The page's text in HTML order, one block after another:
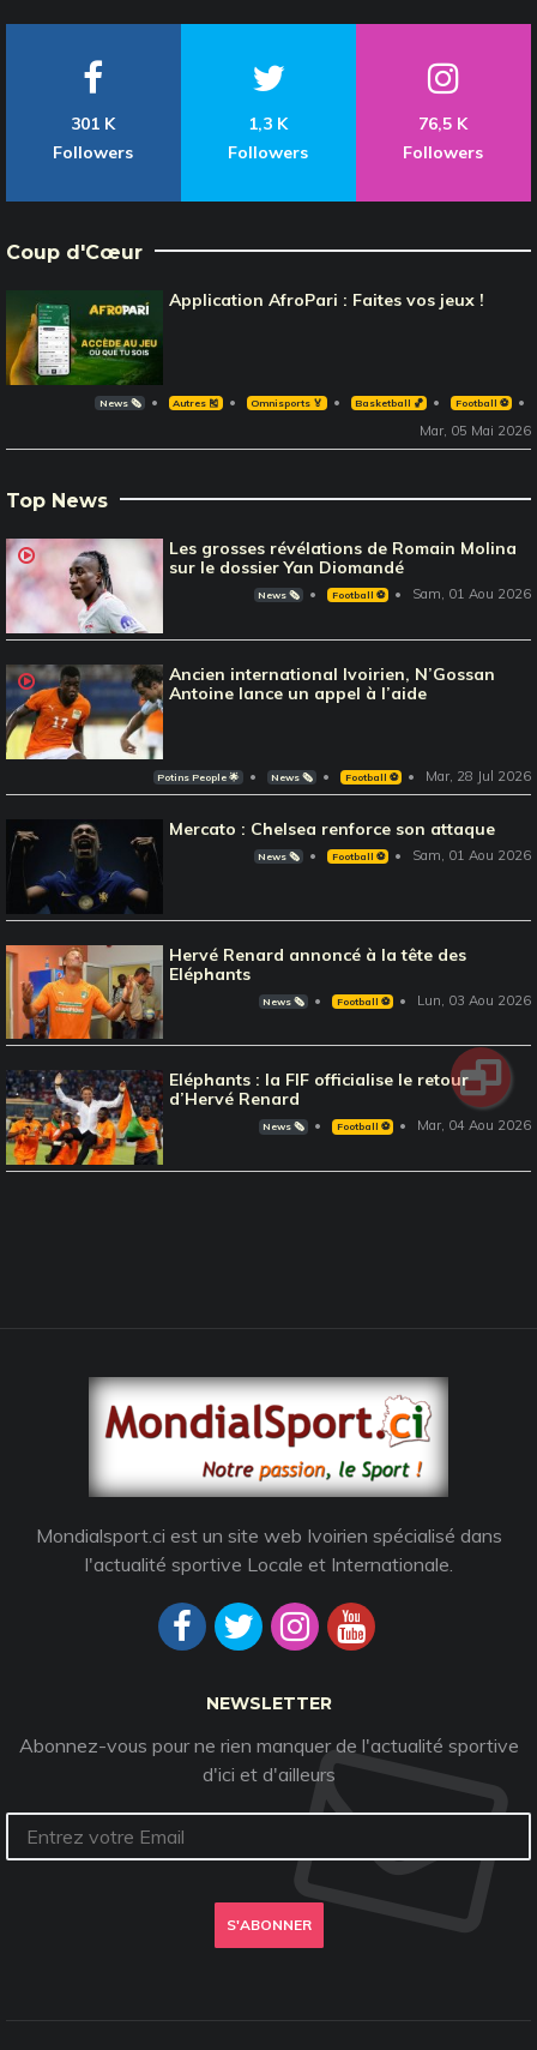
301 K
Followers
1,3 K
Followers
76,5 K
Followers
Coup d'Cœur
Application AfroPari : Faites vos jeux !
News 🗞️ Autres 🎽 Omnisports 🏅 Basketball 🏀 Football ⚽️
Mar, 05 Mai 2026
Top News
Les grosses révélations de Romain Molina
sur le dossier Yan Diomandé
News 🗞️ Football ⚽️ Sam, 01 Aou 2026
Ancien international Ivoirien, N’Gossan
Antoine lance un appel à l’aide
Potins People 🌟 News 🗞️ Football ⚽️ Mar, 28 Jul 2026
Mercato : Chelsea renforce son attaque
News 🗞️ Football ⚽️ Sam, 01 Aou 2026
Hervé Renard annoncé à la tête des
Eléphants
News 🗞️ Football ⚽️ Lun, 03 Aou 2026
Eléphants : la FIF officialise le retour
d’Hervé Renard
News 🗞️ Football ⚽️ Mar, 04 Aou 2026
Mondialsport.ci est un site web Ivoirien spécialisé dans
l'actualité sportive Locale et Internationale.
NEWSLETTER
Abonnez-vous pour ne rien manquer de l'actualité sportive
d'ici et d'ailleurs
S'ABONNER